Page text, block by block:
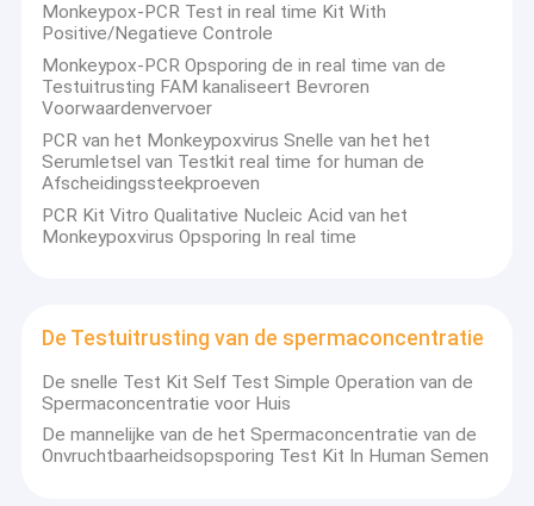
De Uitrusting van de speekselautoverificatie
De Testuitrusting van het speekselantigeen
De Uitrusting van de griepab Test
De Uitrusting van de Monkeypoxtest
De Testuitrusting van de spermaconcentratie
Snelle de Testuitrustingen van IgGigm
De neutraliserende Uitrusting van de Antilichamentest
Het Antilichamentest van het knokkelkoortsantigeen
Monkeypox-PCR Test in real time Kit With
Positive/Negatieve Controle
Monkeypox-PCR Opsporing de in real time van de
Testuitrusting FAM kanaliseert Bevroren
Voorwaardenvervoer
PCR van het Monkeypoxvirus Snelle van het het
Serumletsel van Testkit real time for human de
Afscheidingssteekproeven
PCR Kit Vitro Qualitative Nucleic Acid van het
Monkeypoxvirus Opsporing In real time
De Testuitrusting van de spermaconcentratie
De snelle Test Kit Self Test Simple Operation van de
Spermaconcentratie voor Huis
De mannelijke van de het Spermaconcentratie van de
Onvruchtbaarheidsopsporing Test Kit In Human Semen